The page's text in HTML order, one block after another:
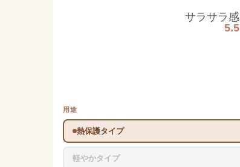
サラサラ感
5.5
用途
熱保護タイプ
軽やかタイプ